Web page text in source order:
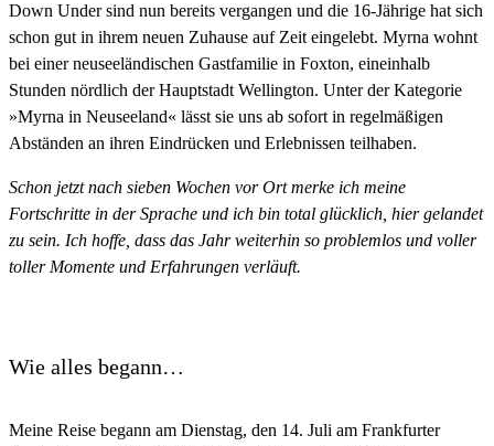
Down Under sind nun bereits vergangen und die 16-Jährige hat sich
schon gut in ihrem neuen Zuhause auf Zeit eingelebt. Myrna wohnt
bei einer neuseeländischen Gastfamilie in Foxton, eineinhalb
Stunden nördlich der Hauptstadt Wellington. Unter der Kategorie
»Myrna in Neuseeland« lässt sie uns ab sofort in regelmäßigen
Abständen an ihren Eindrücken und Erlebnissen teilhaben.
Schon jetzt nach sieben Wochen vor Ort merke ich meine
Fortschritte in der Sprache und ich bin total glücklich, hier gelandet
zu sein. Ich hoffe, dass das Jahr weiterhin so problemlos und voller
toller Momente und Erfahrungen verläuft.
Wie alles begann…
Meine Reise begann am Dienstag, den 14. Juli am Frankfurter